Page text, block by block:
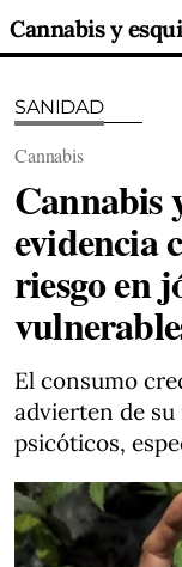
SANIDAD
Cannabis
Cannabis
evidencia
riesgo en
El consumo
advierten de
psicóticos,